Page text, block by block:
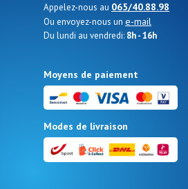
Appelez-nous au 065/40.88.98
Ou envoyez-nous un e-mail
Du lundi au vendredi: 8h - 16h
Moyens de paiement
Modes de livraison